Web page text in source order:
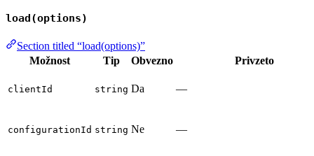
load(options)
Section titled “load(options)”
Možnost
Tip Obvezno Privzeto
clientId string Da —
configurationId string Ne —